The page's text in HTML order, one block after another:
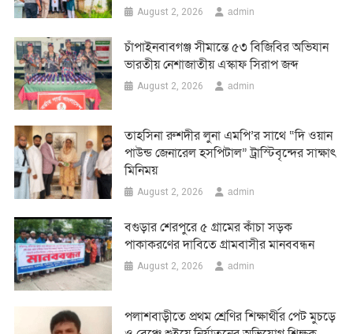
August 2, 2026 admin
চাঁপাইনবাবগঞ্জ সীমান্তে ৫৩ বিজিবির অভিযান
ভারতীয় নেশাজাতীয় এস্কাফ সিরাপ জব্দ
August 2, 2026 admin
তাহসিনা রুশদীর লুনা এমপি’র সা‌থে “দি ওয়ান
পাউন্ড জেনারেল হসপিটাল” ট্রাস্টিবৃন্দের সাক্ষাৎ
মি‌নিময়
August 2, 2026 admin
বগুড়ার শেরপুরে ৫ গ্রামের কাঁচা সড়ক
পাকাকরণের দাবিতে গ্রামবাসীর মানববন্ধন
August 2, 2026 admin
পলাশবাড়ীতে প্রথম শ্রেণির শিক্ষার্থীর পেট মুচড়ে